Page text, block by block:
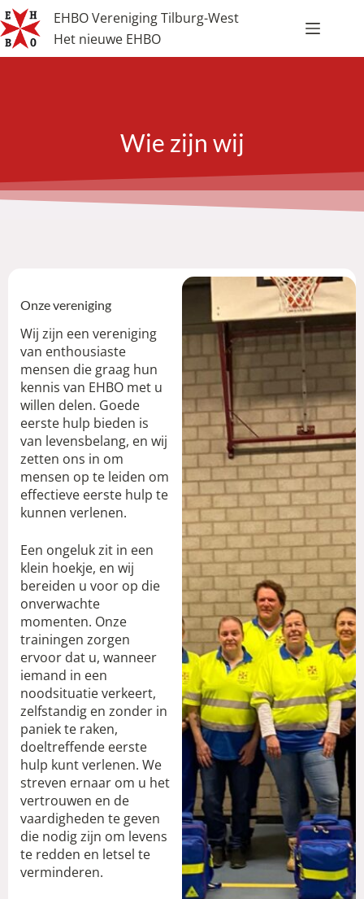
EHBO Vereniging Tilburg-West
Het nieuwe EHBO
Wie zijn wij
Onze vereniging
Wij zijn een vereniging
van enthousiaste
mensen die graag hun
kennis van EHBO met u
willen delen. Goede
eerste hulp bieden is
van levensbelang, en wij
zetten ons in om
mensen op te leiden om
effectieve eerste hulp te
kunnen verlenen.
Een ongeluk zit in een
klein hoekje, en wij
bereiden u voor op die
onverwachte
momenten. Onze
trainingen zorgen
ervoor dat u, wanneer
iemand in een
noodsituatie verkeert,
zelfstandig en zonder in
paniek te raken,
doeltreffende eerste
hulp kunt verlenen. We
streven ernaar om u het
vertrouwen en de
vaardigheden te geven
die nodig zijn om levens
te redden en letsel te
verminderen.